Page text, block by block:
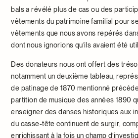
bals a révélé plus de cas ou des
vêtements du patrimoine familial pour
vêtements que nous avons repérés
dont nous ignorions qu’ils avaient été
Des donateurs nous ont offert des
notamment un deuxième tableau,
de patinage de 1870 mentionné
partition de musique des années 1890
enseigner des danses historiques aux
du casse-tête continuent de surgir,
enrichissant à la fois un champ